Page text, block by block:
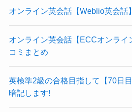
オンライン英会話【Weblio英会話
オンライン英会話【ECCオンライ
コミまとめ
英検準2級の合格目指して【70日
暗記します!